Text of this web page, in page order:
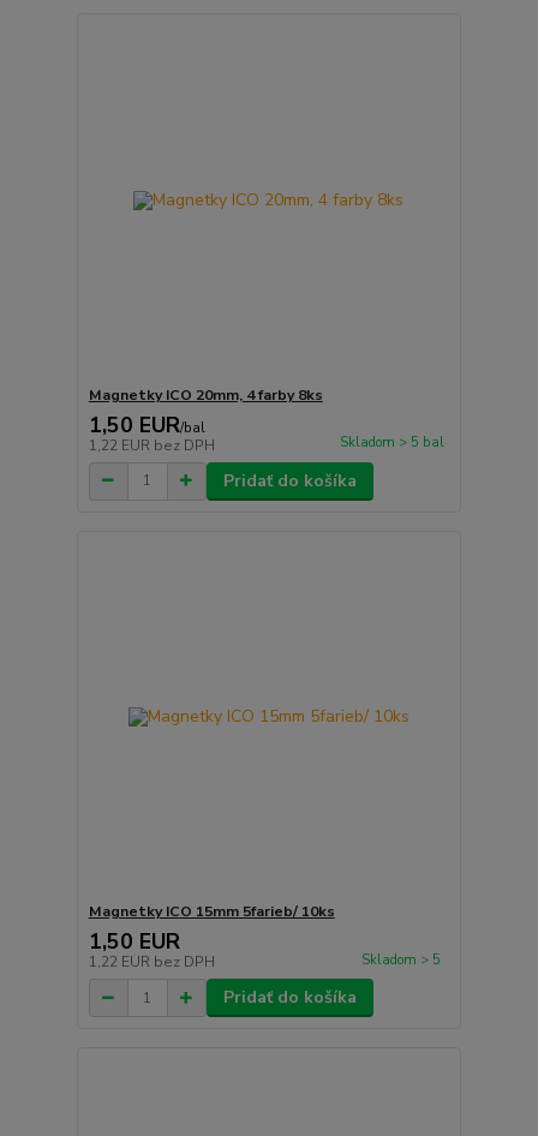
Magnetky ICO 20mm, 4 farby 8ks
1,50 EUR/bal
1,22 EUR bez DPH Skladom > 5 bal
Pridať do košíka
Magnetky ICO 15mm 5farieb/ 10ks
1,50 EUR
1,22 EUR bez DPH Skladom > 5
Pridať do košíka